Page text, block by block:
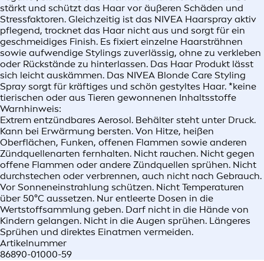
stärkt und schützt das Haar vor äußeren Schäden und
Stressfaktoren. Gleichzeitig ist das NIVEA Haarspray aktiv
pflegend, trocknet das Haar nicht aus und sorgt für ein
geschmeidiges Finish. Es fixiert einzelne Haarsträhnen
sowie aufwendige Stylings zuverlässig, ohne zu verkleben
oder Rückstände zu hinterlassen. Das Haar Produkt lässt
sich leicht auskämmen. Das NIVEA Blonde Care Styling
Spray sorgt für kräftiges und schön gestyltes Haar. *keine
tierischen oder aus Tieren gewonnenen Inhaltsstoffe
Warnhinweis:
Extrem entzündbares Aerosol. Behälter steht unter Druck.
Kann bei Erwärmung bersten. Von Hitze, heißen
Oberflächen, Funken, offenen Flammen sowie anderen
Zündquellenarten fernhalten. Nicht rauchen. Nicht gegen
offene Flammen oder andere Zündquellen sprühen. Nicht
durchstechen oder verbrennen, auch nicht nach Gebrauch.
Vor Sonneneinstrahlung schützen. Nicht Temperaturen
über 50°C aussetzen. Nur entleerte Dosen in die
Wertstoffsammlung geben. Darf nicht in die Hände von
Kindern gelangen. Nicht in die Augen sprühen. Längeres
Sprühen und direktes Einatmen vermeiden.
Artikelnummer
86890-01000-59